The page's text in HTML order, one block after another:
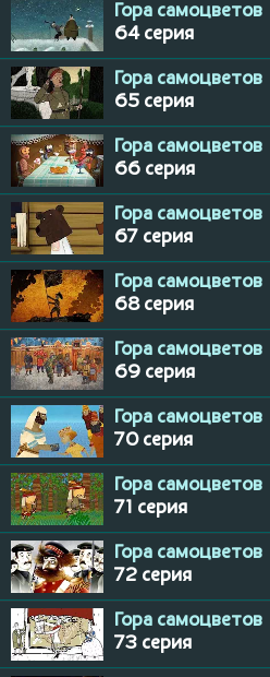
Гора самоцветов
64 серия
Гора самоцветов
65 серия
Гора самоцветов
66 серия
Гора самоцветов
67 серия
Гора самоцветов
68 серия
Гора самоцветов
69 серия
Гора самоцветов
70 серия
Гора самоцветов
71 серия
Гора самоцветов
72 серия
Гора самоцветов
73 серия